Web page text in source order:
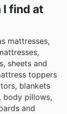
plus
I find at
mattresses,
sheets and
toppers
blankets
body pillows,
and